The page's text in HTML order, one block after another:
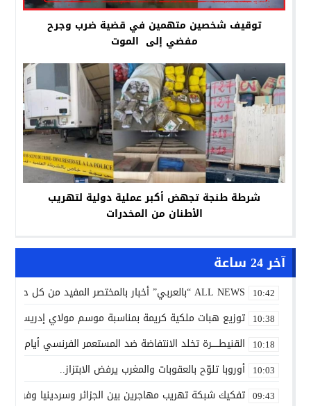
توقيف شخصين متهمين في قضية ضرب وجرح
مفضي إلى الموت
شرطة طنجة تجهض أكبر عملية دولية لتهريب
الأطنان من المخدرات
آخر 24 ساعة
10:42 ALL NEWS “بالعربي” أخبار بالمختصر المفيد من كل حدب وصوب
10:38 توزيع هبات ملكية كريمة بمناسبة موسم مولاي إدريس
10:18 القنيطـــــرة تخلد الانتفاضة ضد المستعمر الفرنسي أيام 7 و8 و9 غشت 1954.
10:03 أوروبا تلوّح بالعقوبات والمغرب يرفض الابتزاز..
09:43 تفكيك شبكة تهريب مهاجرين بين الجزائر وسردينيا وفرنسا